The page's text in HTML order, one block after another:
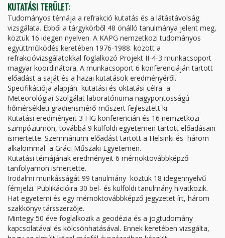
KUTATÁSI TERÜLET:
Tudományos témája a refrakció kutatás és a látástávolság
vizsgálata. Ebből a tárgykörből 48 önálló tanulmánya jelent meg,
köztük 16 idegen nyelven. A KAPG nemzetközi tudományos
együttműködés keretében 1976-1988. között a
refrakcióvizsgálatokkal foglalkozó Projekt II-4-3 munkacsoport
magyar koordinátora. A munkacsoport 6 konferenciáján tartott
előadást a saját és a hazai kutatások eredményéről.
Specifikációja alapján  kutatási és oktatási célra  a
Meteorológiai Szolgálat laboratóriuma nagypontosságú
hőmérsékleti gradiensmérő-műszert fejlesztett ki.
Kutatási eredményeit 3 FIG konferencián és 16 nemzetközi
szimpóziumon, továbbá 9 külföldi egyetemen tartott előadásain
ismertette. Szemináriumi előadást tartott a Helsinki és  három
alkalommal  a Gráci Műszaki Egyetemen.
Kutatási témájának eredményeit 6 mérnöktovábbképző
tanfolyamon ismertette.
Irodalmi munkásságát 99 tanulmány  köztük 18 idegennyelvű 
fémjelzi. Publikációira 30 bel- és külföldi tanulmány hivatkozik.
Hat egyetemi és egy mérnöktovábbképző jegyzetet írt, három
szakkönyv társszerzője.
Mintegy 50 éve foglalkozik a geodézia és a jogtudomány
kapcsolatával és kölcsönhatásával. Ennek keretében vizsgálta,